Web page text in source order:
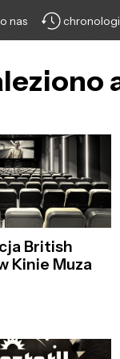
o nas
British
Kinie Muza